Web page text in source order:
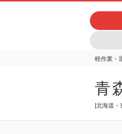
軽作業・
青
[北海道